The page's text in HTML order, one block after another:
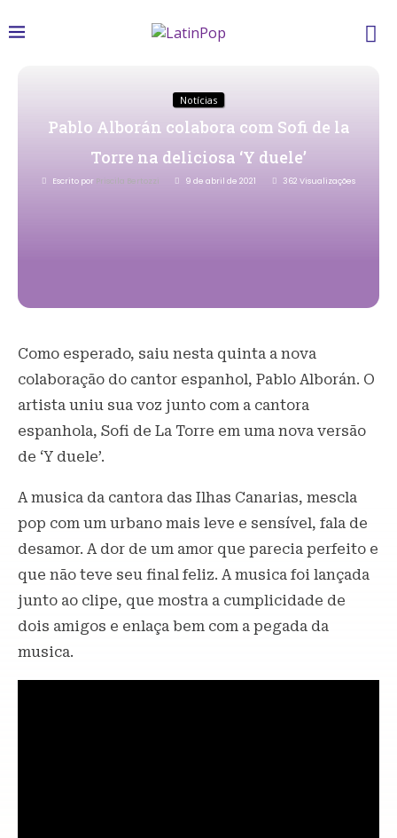
Notícias
Pablo Alborán colabora com Sofi de la
Torre na deliciosa ‘Y duele’
Escrito por Priscila Bertozzi 9 de abril de 2021 362 Visualizações
Como esperado, saiu nesta quinta a nova
colaboração do cantor espanhol, Pablo Alborán. O
artista uniu sua voz junto com a cantora
espanhola, Sofi de La Torre em uma nova versão
de ‘Y duele’.
A musica da cantora das Ilhas Canarias, mescla
pop com um urbano mais leve e sensível, fala de
desamor. A dor de um amor que parecia perfeito e
que não teve seu final feliz. A musica foi lançada
junto ao clipe, que mostra a cumplicidade de
dois amigos e enlaça bem com a pegada da
musica.